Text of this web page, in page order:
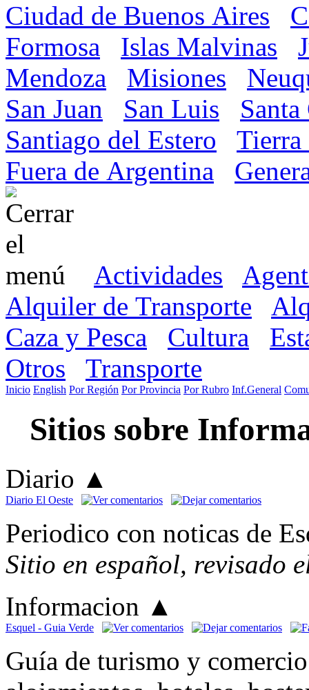
Ciudad de Buenos Aires
Formosa
Islas Malvinas
Mendoza
Misiones
San Juan
San Luis
Santiago del Estero
Tierra
Fuera de Argentina
Actividades
Alquiler de Transporte
Caza y Pesca
Cultura
Otros
Transporte
Inicio English Por Región Por Provincia Por Rubro Inf.General
Sitios sobre
Diario ▲
Diario El Oeste
Periodico con noticas de
Sitio en español, revisado
Informacion ▲
Esquel - Guia Verde
Guía de turismo y